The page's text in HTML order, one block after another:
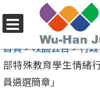
至
要
內
選
單
首頁>校園公告>行
部特殊教育學生情緒
員遴選簡章」